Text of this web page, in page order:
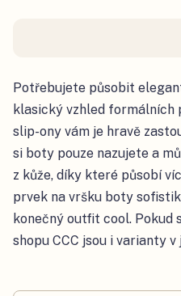
Potřebujete působit
klasický vzhled
slip-ony vám je hravě
si boty pouze nazujete a
z kůže, díky které působí
prvek na vršku boty
konečný outfit cool. Pokud
shopu CCC jsou i varianty